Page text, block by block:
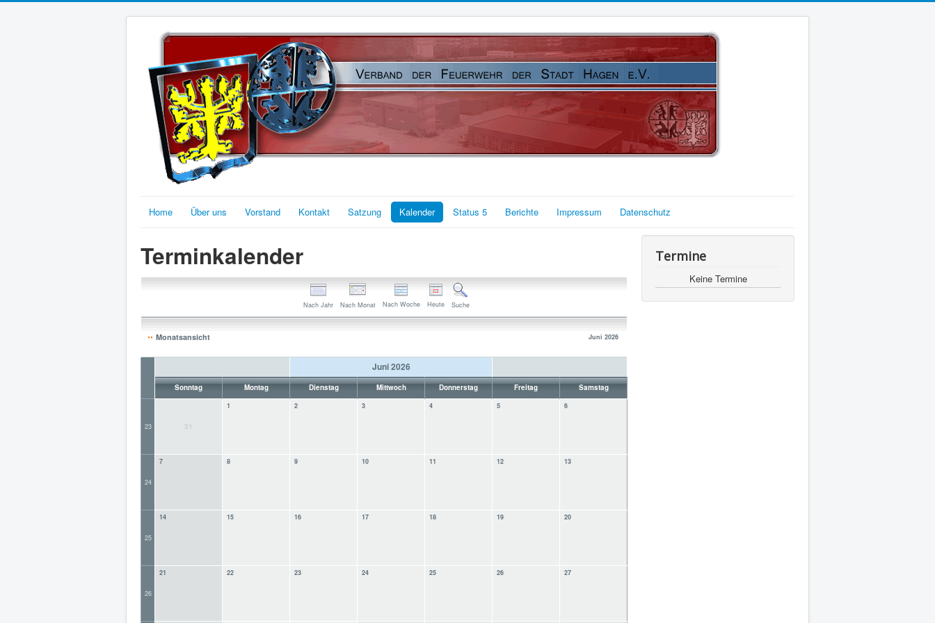
Home Über uns Vorstand Kontakt Satzung Kalender Status 5 Berichte Impressum Datenschutz
Terminkalender
Nach Jahr Nach Monat Nach Woche Heute Suche
Monatsansicht Juni 2026
Juni 2026
Sonntag Montag Dienstag Mittwoch Donnerstag Freitag Samstag
23 31
1 2 3 4 5 6
24
7 8 9 10 11 12 13
25
14 15 16 17 18 19 20
26
21 22 23 24 25 26 27
Termine
Keine Termine